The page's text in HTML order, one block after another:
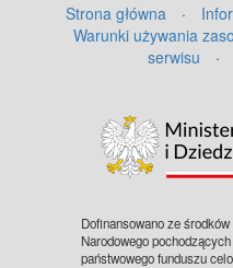
Strona główna ·
Warunki używania
serwisu
·
Dofinansowano ze
Narodowego
państwowego funduszu